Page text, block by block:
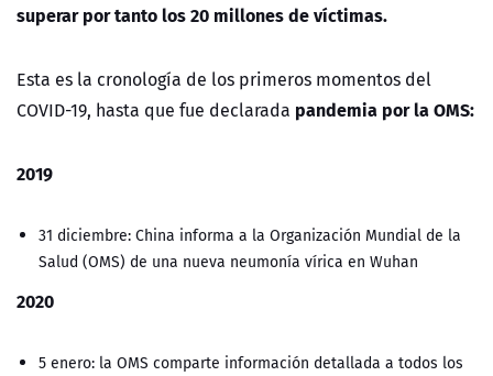
superar por tanto los 20 millones de víctimas.
Esta es la cronología de los primeros momentos del
COVID-19, hasta que fue declarada pandemia por la OMS:
2019
31 diciembre: China informa a la Organización Mundial de la
Salud (OMS) de una nueva neumonía vírica en Wuhan
2020
5 enero: la OMS comparte información detallada a todos los